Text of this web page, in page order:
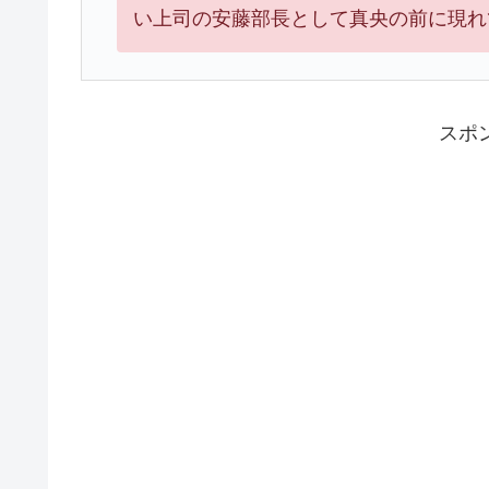
い上司の安藤部長として真央の前に現
スポ